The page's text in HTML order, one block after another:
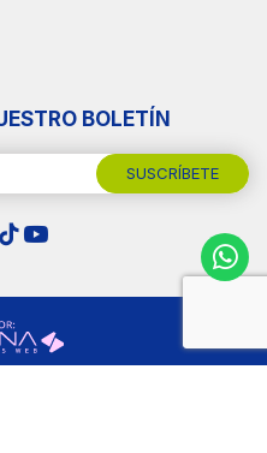
BOLETÍN
SUSCRÍBETE